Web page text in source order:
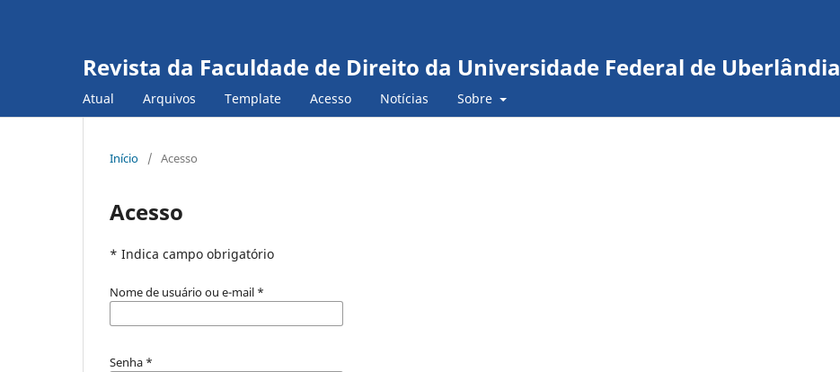
Revista da Faculdade de Direito da Universidade Federal de Uberlândia
Atual Arquivos Template Acesso Notícias Sobre
Início / Acesso
Acesso
* Indica campo obrigatório
Nome de usuário ou e-mail *
Senha *